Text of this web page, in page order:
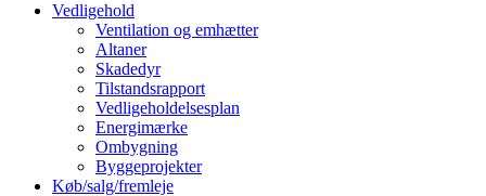
Vedligehold
Ventilation og emhætter
Altaner
Skadedyr
Tilstandsrapport
Vedligeholdelsesplan
Energimærke
Ombygning
Byggeprojekter
Køb/salg/fremleje